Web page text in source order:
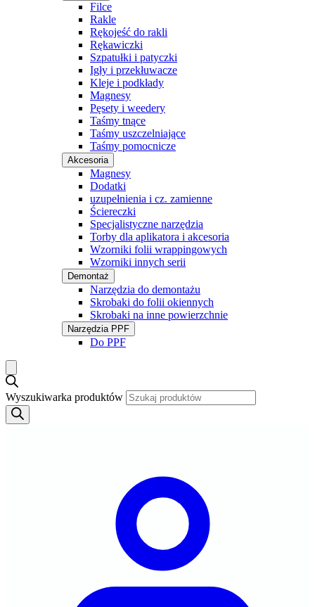
Filce
Rakle
Rękojeść do rakli
Rękawiczki
Szpatułki i patyczki
Igły i przekłuwacze
Kleje i podkłady
Magnesy
Pęsety i weedery
Taśmy tnące
Taśmy uszczelniające
Taśmy pomocnicze
Akcesoria
Magnesy
Dodatki
uzupełnienia i cz. zamienne
Ściereczki
Specjalistyczne narzędzia
Torby dla aplikatora i akcesoria
Wzorniki folii wrappingowych
Wzorniki innych serii
Demontaż
Narzędzia do demontażu
Skrobaki do folii okiennych
Skrobaki na inne powierzchnie
Narzędzia PPF
Do PPF
Wyszukiwarka produktów